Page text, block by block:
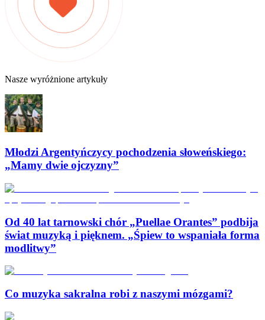
Nasze wyróżnione artykuły
Młodzi Argentyńczycy pochodzenia słoweńskiego:
„Mamy dwie ojczyzny”
Od 40 lat tarnowski chór „Puellae Orantes” podbija
świat muzyką i pięknem. „Śpiew to wspaniała forma
modlitwy”
Co muzyka sakralna robi z naszymi mózgami?